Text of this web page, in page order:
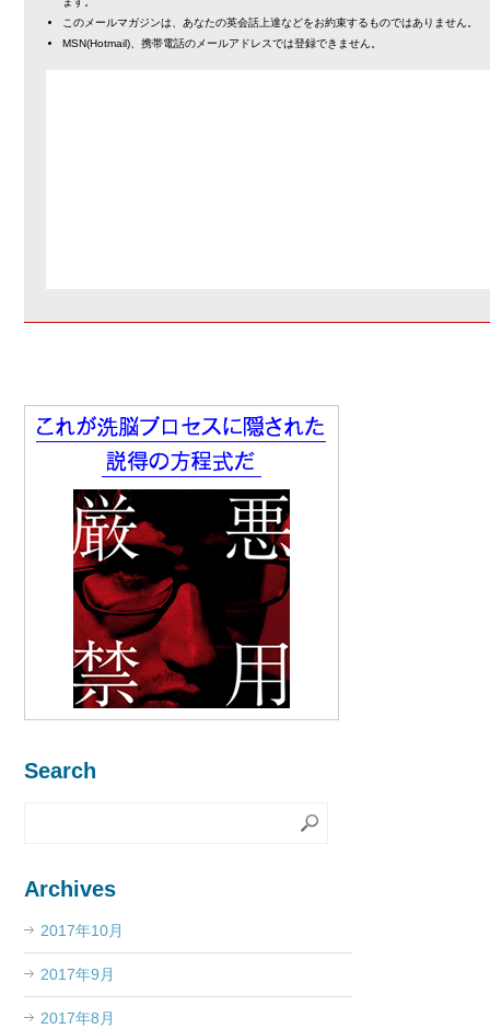
このメールマガジンは、あなたの英会話上達などをお約束するものではありません。
MSN(Hotmail)、携帯電話のメールアドレスでは登録できません。
Search
Archives
2017年10月
2017年9月
2017年8月